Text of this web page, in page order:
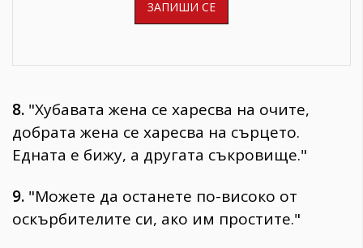
8. "Хубавата жена се харесва на очите,
добрата жена се харесва на сърцето.
Едната е бижу, а другата съкровище."
9. "Можете да останете по-високо от
оскърбителите си, ако им простите."